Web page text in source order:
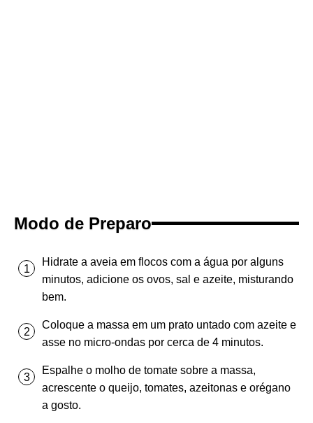
Modo de Preparo
Hidrate a aveia em flocos com a água por alguns
minutos, adicione os ovos, sal e azeite, misturando
bem.
Coloque a massa em um prato untado com azeite e
asse no micro-ondas por cerca de 4 minutos.
Espalhe o molho de tomate sobre a massa,
acrescente o queijo, tomates, azeitonas e orégano
a gosto.